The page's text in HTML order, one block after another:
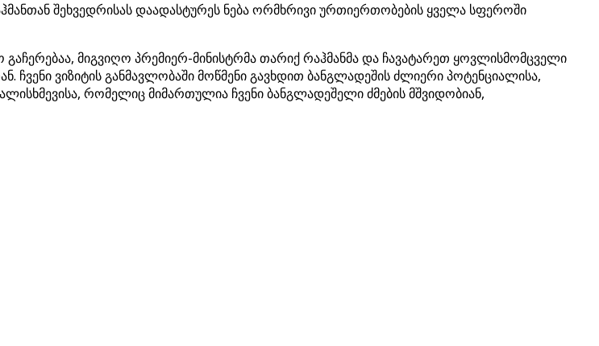
შეხვედრისას დაადასტურეს ნება ორმხრივი ურთიერთობების ყველა სფეროში
მიგვიღო პრემიერ-მინისტრმა თარიქ რაჰმანმა და ჩავატარეთ ყოვლისმომცველი
ვიზიტის განმავლობაში მოწმენი გავხდით ბანგლადეშის ძლიერი პოტენციალისა,
რომელიც მიმართულია ჩვენი ბანგლადეშელი ძმების მშვიდობიან,